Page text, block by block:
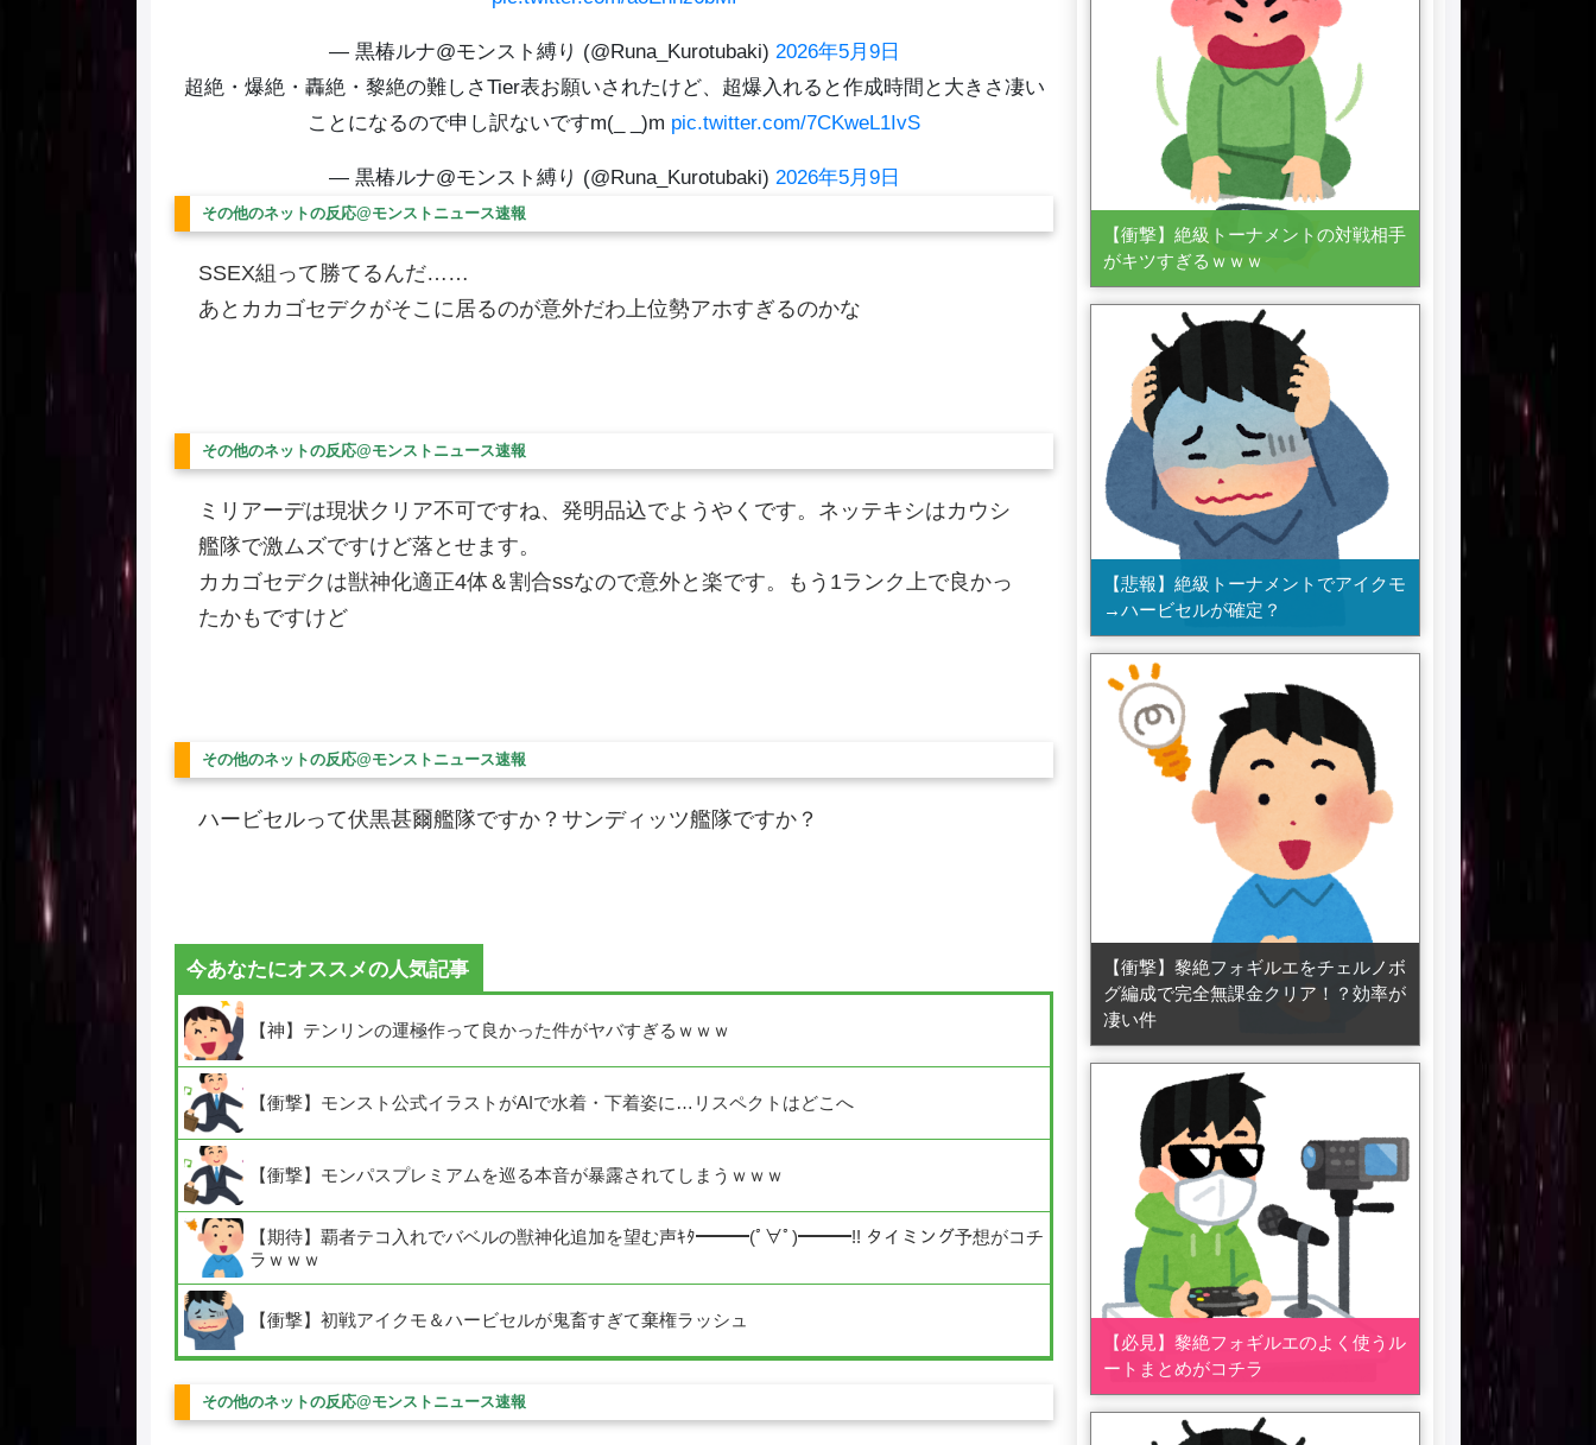
— 黒椿ルナ@モンスト縛り (@Runa_Kurotubaki) 2026年5月9日
超絶・爆絶・轟絶・黎絶の難しさTier表お願いされたけど、超爆入れると作成時間と大きさ凄い
ことになるので申し訳ないですm(_ _)m pic.twitter.com/7CKweL1IvS
— 黒椿ルナ@モンスト縛り (@Runa_Kurotubaki) 2026年5月9日
その他のネットの反応@モンストニュース速報
SSEX組って勝てるんだ……
あとカカゴセデクがそこに居るのが意外だわ上位勢アホすぎるのかな
その他のネットの反応@モンストニュース速報
ミリアーデは現状クリア不可ですね、発明品込でようやくです。ネッテキシはカウシ
艦隊で激ムズですけど落とせます。
カカゴセデクは獣神化適正4体＆割合ssなので意外と楽です。もう1ランク上で良かっ
たかもですけど
その他のネットの反応@モンストニュース速報
ハービセルって伏黒甚爾艦隊ですか？サンディッツ艦隊ですか？
今あなたにオススメの人気記事
【神】テンリンの運極作って良かった件がヤバすぎるｗｗｗ
【衝撃】モンスト公式イラストがAIで水着・下着姿に…リスペクトはどこへ
【衝撃】モンパスプレミアムを巡る本音が暴露されてしまうｗｗｗ
【期待】覇者テコ入れでバベルの獣神化追加を望む声ｷﾀ━━━(ﾟ∀ﾟ)━━━!! タイミング予想がコチ
ラｗｗｗ
【衝撃】初戦アイクモ＆ハービセルが鬼畜すぎて棄権ラッシュ
その他のネットの反応@モンストニュース速報
【衝撃】絶級トーナメントの対戦相手
がキツすぎるｗｗｗ
【悲報】絶級トーナメントでアイクモ
→ハービセルが確定？
【衝撃】黎絶フォギルエをチェルノボ
グ編成で完全無課金クリア！？効率が
凄い件
【必見】黎絶フォギルエのよく使うル
ートまとめがコチラ